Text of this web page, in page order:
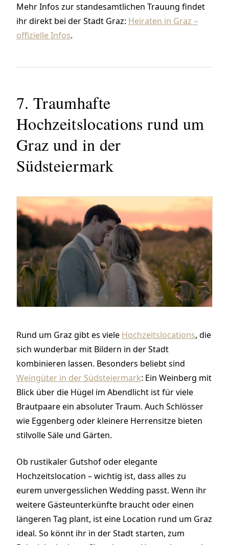
Mehr Infos zur standesamtlichen Trauung findet
ihr direkt bei der Stadt Graz: Heiraten in Graz –
offizielle Infos.
7. Traumhafte
Hochzeitslocations rund um
Graz und in der
Südsteiermark
Rund um Graz gibt es viele Hochzeitslocations, die
sich wunderbar mit Bildern in der Stadt
kombinieren lassen. Besonders beliebt sind
Weingüter in der Südsteiermark: Ein Weinberg mit
Blick über die Hügel im Abendlicht ist für viele
Brautpaare ein absoluter Traum. Auch Schlösser
wie Eggenberg oder kleinere Herrensitze bieten
stilvolle Säle und Gärten.
Ob rustikaler Gutshof oder elegante
Hochzeitslocation – wichtig ist, dass alles zu
eurem unvergesslichen Wedding passt. Wenn ihr
weitere Gästeunterkünfte braucht oder einen
längeren Tag plant, ist eine Location rund um Graz
ideal. So könnt ihr in der Stadt starten, zum